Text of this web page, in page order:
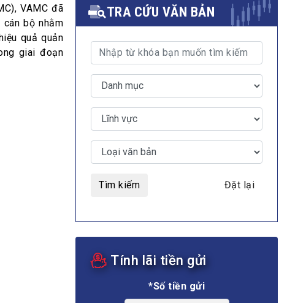
MULTIMEDIA
Video
E-magazines
VAMC đã
bộ nhằm
quả quản
giai đoạn
TRA CỨU VĂN BẢN
Tìm kiếm Đặt lại
Tính lãi tiền gửi
*Số tiền gửi